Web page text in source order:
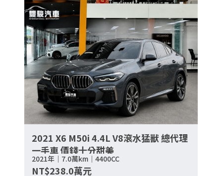
2021 X6 M50i 4.4L V8滾水猛獸 總代理
一手車 價錢十分甜美
2021年｜7.0萬km｜4400CC
NT$238.0萬元